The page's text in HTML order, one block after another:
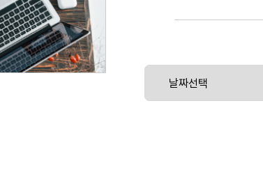
레이션, 데이터 레이크에서
스트림 캡처 및 집계, 데이